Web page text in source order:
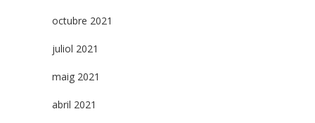
octubre 2021
juliol 2021
maig 2021
abril 2021